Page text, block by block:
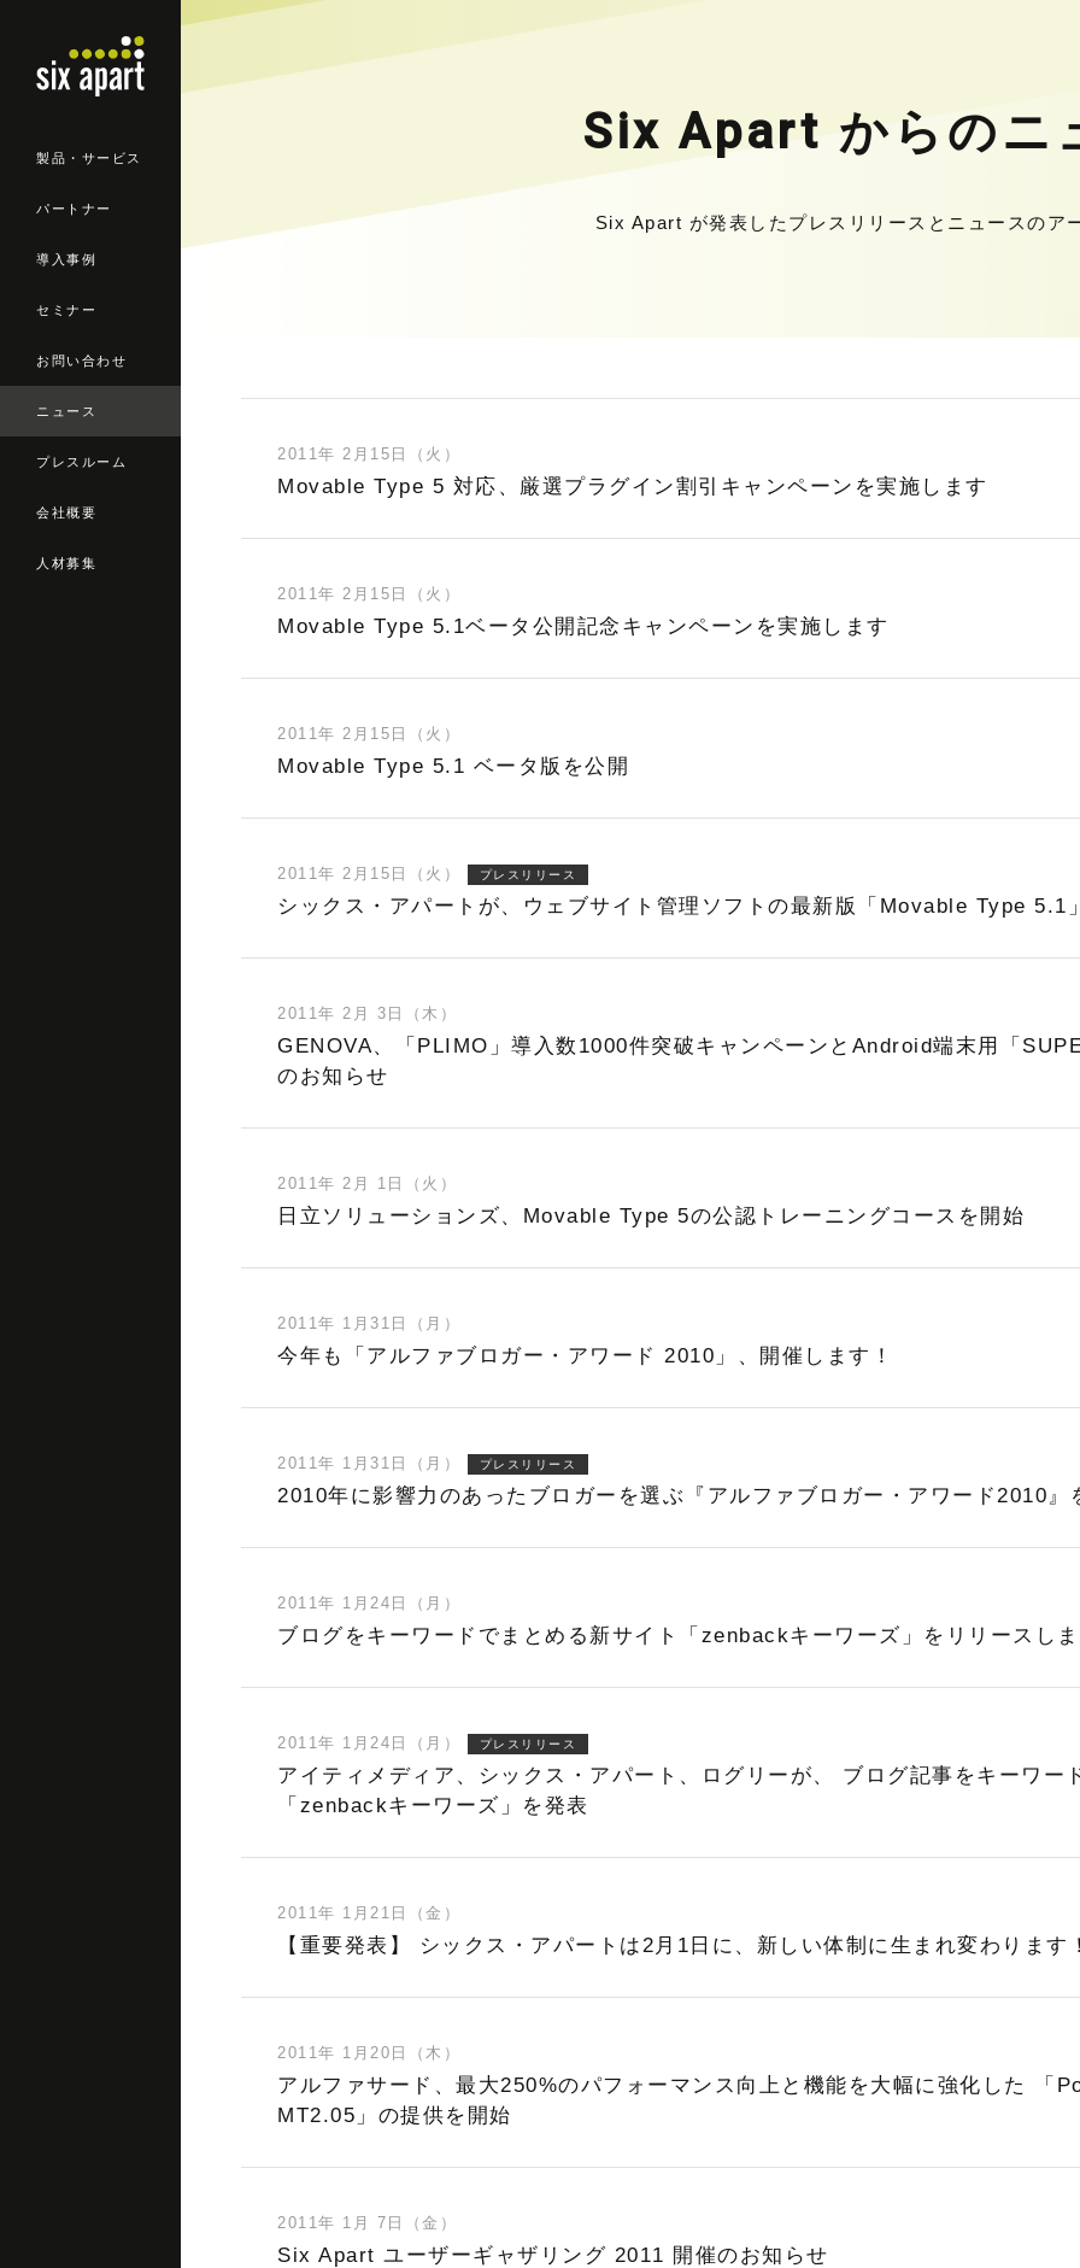
製品・サービス
パートナー
導入事例
セミナー
お問い合わせ
ニュース
プレスルーム
会社概要
人材募集
Six Apart からのニ
Six Apart が発表したプレスリリースとニュースのア
2011年 2月15日（火）
Movable Type 5 対応、厳選プラグイン割引キャンペーンを実施します
2011年 2月15日（火）
Movable Type 5.1ベータ公開記念キャンペーンを実施します
2011年 2月15日（火）
Movable Type 5.1 ベータ版を公開
2011年 2月15日（火） プレスリリース
シックス・アパートが、ウェブサイト管理ソフトの最新版「Movable Type 5.1
2011年 2月 3日（木）
GENOVA、「PLIMO」導入数1000件突破キャンペーンとAndroid端末用「
のお知らせ
2011年 2月 1日（火）
日立ソリューションズ、Movable Type 5の公認トレーニングコースを開始
2011年 1月31日（月）
今年も「アルファブロガー・アワード 2010」、開催します！
2011年 1月31日（月） プレスリリース
2010年に影響力のあったブロガーを選ぶ『アルファブロガー・アワード2010』
2011年 1月24日（月）
ブログをキーワードでまとめる新サイト「zenbackキーワーズ」をリリースし
2011年 1月24日（月） プレスリリース
アイティメディア、シックス・アパート、ログリーが、 ブログ記事をキーワー
「zenbackキーワーズ」を発表
2011年 1月21日（金）
【重要発表】 シックス・アパートは2月1日に、新しい体制に生まれ変わります
2011年 1月20日（木）
アルファサード、最大250%のパフォーマンス向上と機能を大幅に強化した 「
MT2.05」の提供を開始
2011年 1月 7日（金）
Six Apart ユーザーギャザリング 2011 開催のお知らせ